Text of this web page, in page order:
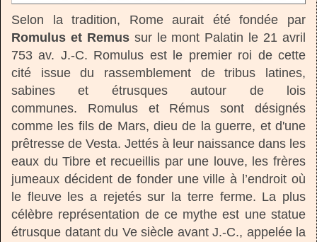
Selon la tradition, Rome aurait été fondée par
Romulus et Remussur le mont Palatin le 21 avril
753 av. J.-C. Romulus est le premier roi de cette
cité issue du rassemblement de tribus latines,
sabines et étrusques autour de lois
communes.
Romulus et Rémus sont désignés
comme les fils de Mars, dieu de la guerre, et d'une
prêtresse de Vesta. Jettés à leur naissance dans les
eaux du Tibre et recueillis par une louve, les frères
jumeaux décident de fonder une ville à l’endroit où
le fleuve les a rejetés sur la terre ferme. La plus
célèbre représentation de ce mythe est une statue
étrusque datant du Ve siècle avant J.-C., appelée la